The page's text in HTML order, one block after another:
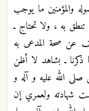
والمؤمنين ما يوجب
تنطق به ، ولا تحتاج ـ
عن صحة المدعى به
ـ بشاهد لا أظن
الله عليه و آله و
شهادته ولعمري إن